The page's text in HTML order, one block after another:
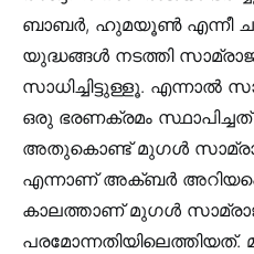
ബാബർ, ഹുമയൂൺ എന്നീ
യുദ്ധങ്ങൾ നടത്തി
സാധിച്ചിട്ടുള്ളൂ. എന്നാൽ
ഒരു ഭരണക്രമം
അതുകൊണ്ട് മുഗൾ
എന്നാണ് അക്‌ബർ
കാലത്താണ് മുഗൾ